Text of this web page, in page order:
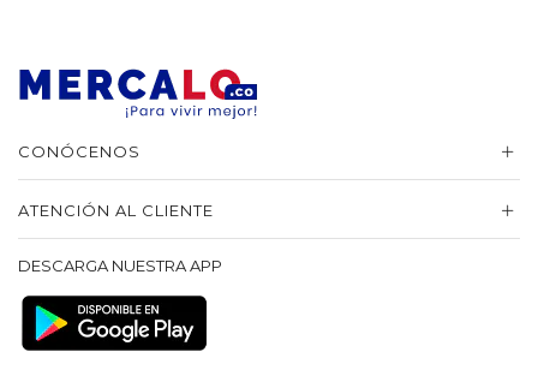
CONÓCENOS
ATENCIÓN AL CLIENTE
DESCARGA NUESTRA APP